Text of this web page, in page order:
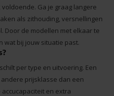
Ga je graag langere
als zithouding, versnellingen
Door de modellen met elkaar te
wat bij jouw situatie past.
per type en uitvoering. Een
prijsklasse dan een
en extra